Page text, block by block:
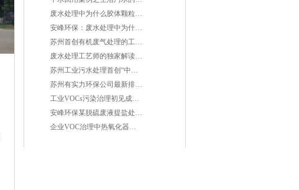
废水处理中为什么胶体颗粒不易自然沉降?
安峰环保：废水处理中为什么胶体颗粒不易自然沉降?
苏州首创有机废气处理的工艺测试
废水处理工艺师的独家解读废水处理知识
苏州工业污水处理首创“中水”回用经济
苏州有实力环保公司最新排名/知名环保公司有哪些?
工业VOCs污染治理初见成效：地球比20年前更绿
安峰环保某脱硫废液提盐处理项目验收成功
企业VOC治理中热氧化器如何安全运行？